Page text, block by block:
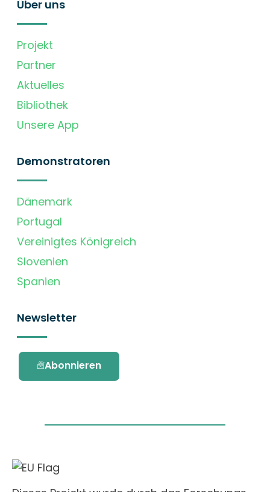
Über uns
Projekt
Partner
Aktuelles
Bibliothek
Unsere App
Demonstratoren
Dänemark
Portugal
Vereinigtes Königreich
Slovenien
Spanien
Newsletter
Abonnieren